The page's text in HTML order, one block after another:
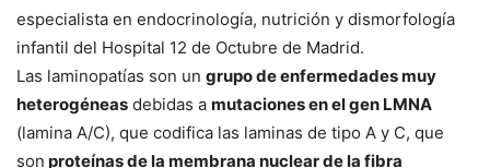
especialista en endocrinología, nutrición y dismorfología
infantil del Hospital 12 de Octubre de Madrid.
Las laminopatías son un grupo de enfermedades muy
heterogéneas debidas a mutaciones en el gen LMNA
(lamina A/C), que codifica las laminas de tipo A y C, que
son proteínas de la membrana nuclear de la fibra